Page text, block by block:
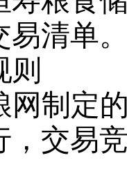
易清单
则
网制定
，交易